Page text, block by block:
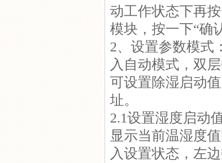
动工作状态下再
模块，按一下“确
2、设置参数模式
入自动模式，双
可设置除湿启动
址。
2.1设置湿度启动
显示当前温湿度
入设置状态，左